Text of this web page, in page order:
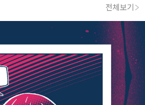
전체보기